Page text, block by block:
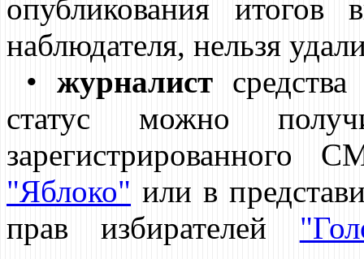
опубликования
наблюдателя, нельзя
• журналистсредства
статус можно
"Яблоко" или в
прав избирателей